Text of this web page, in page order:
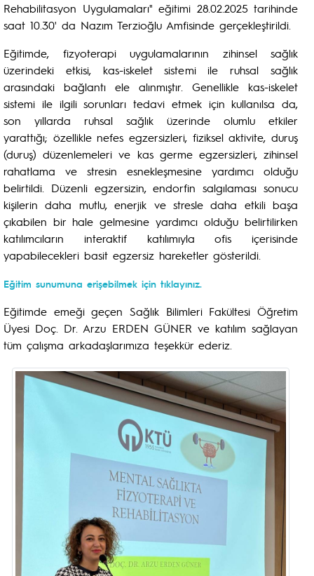
Rehabilitasyon Uygulamaları" eğitimi 28.02.2025 tarihinde
saat 10.30' da Nazım Terzioğlu Amfisinde gerçekleştirildi.
Eğitimde, fizyoterapi uygulamalarının zihinsel sağlık
üzerindeki etkisi, kas-iskelet sistemi ile ruhsal sağlık
arasındaki bağlantı ele alınmıştır. Genellikle kas-iskelet
sistemi ile ilgili sorunları tedavi etmek için kullanılsa da,
son yıllarda ruhsal sağlık üzerinde olumlu etkiler
yarattığı; özellikle nefes egzersizleri, fiziksel aktivite, duruş
(duruş) düzenlemeleri ve kas germe egzersizleri, zihinsel
rahatlama ve stresin esnekleşmesine yardımcı olduğu
belirtildi. Düzenli egzersizin, endorfin salgılaması sonucu
kişilerin daha mutlu, enerjik ve stresle daha etkili başa
çıkabilen bir hale gelmesine yardımcı olduğu belirtilirken
katılımcıların interaktif katılımıyla ofis içerisinde
yapabilecekleri basit egzersiz hareketler gösterildi.
Eğitim sunumuna erişebilmek için tıklayınız.
Eğitimde emeği geçen Sağlık Bilimleri Fakültesi Öğretim
Üyesi Doç. Dr. Arzu ERDEN GÜNER ve katılım sağlayan
tüm çalışma arkadaşlarımıza teşekkür ederiz.